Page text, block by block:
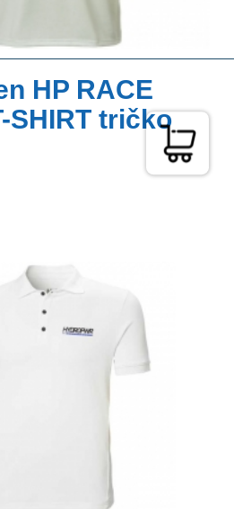
HP RACE
SHIRT tričko